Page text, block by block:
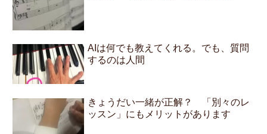
AIは何でも教えてくれる。でも、質問
するのは人間
きょうだい一緒が正解？ 「別々のレ
ッスン」にもメリットがあります